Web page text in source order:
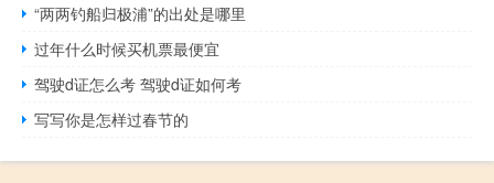
“两两钓船归极浦”的出处是哪里
过年什么时候买机票最便宜
驾驶d证怎么考 驾驶d证如何考
写写你是怎样过春节的